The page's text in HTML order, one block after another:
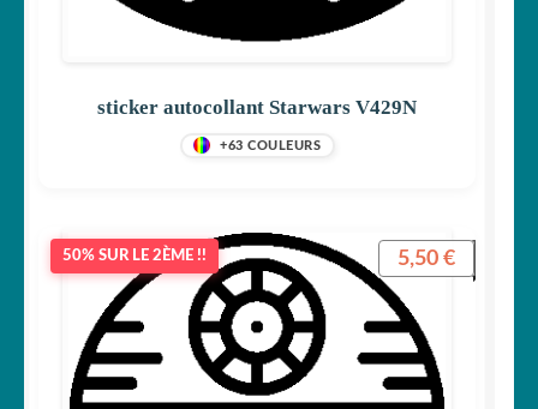
sticker autocollant Starwars V429N
+63 COULEURS
50% SUR LE 2ÈME !! 5,50 €